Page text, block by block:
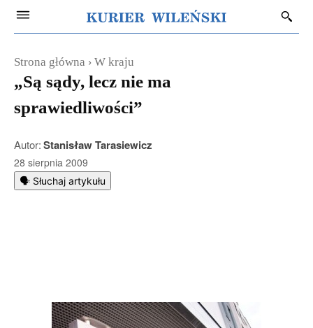
Strona główna W kraju
„Są sądy, lecz nie ma
sprawiedliwości”
Autor:Stanisław Tarasiewicz
28 sierpnia 2009
🗣️ Słuchaj artykułu